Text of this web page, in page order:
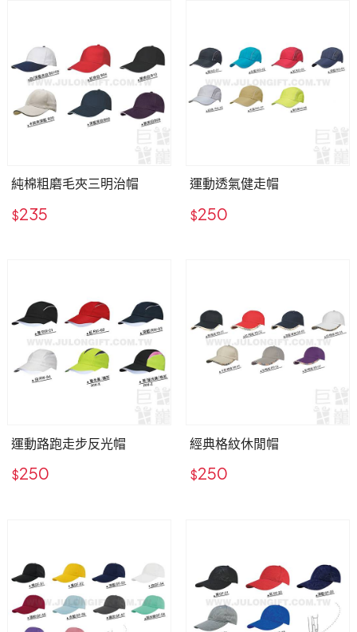
純棉粗磨毛夾三明治帽
$235
運動透氣健走帽
$250
運動路跑走步反光帽
$250
經典格紋休閒帽
$250